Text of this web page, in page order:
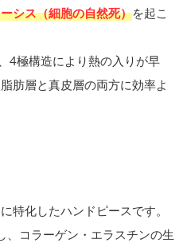
シス（細胞の自然死）を起こ
4極構造により熱の入りが早
肪層と真皮層の両方に効率よ
特化したハンドピースです。
、コラーゲン・エラスチンの生